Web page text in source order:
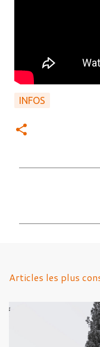
INFOS
Articles les plus